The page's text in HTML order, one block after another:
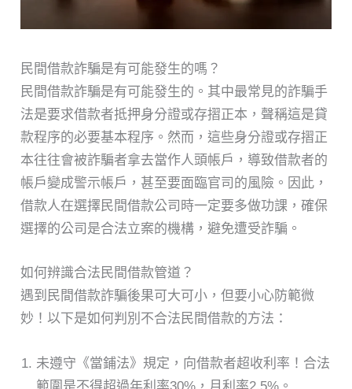
民間借款詐騙是有可能發生的嗎？
民間借款詐騙是有可能發生的。其中最常見的詐騙手
法是要求借款者抵押身分證或存摺正本，聲稱這是貸
款程序的必要基本程序。然而，這些身分證或存摺正
本往往會被詐騙者拿去當作人頭帳戶，導致借款者的
帳戶變成警示帳戶，甚至要面臨官司的風險。因此，
借款人在選擇民間借款公司時一定要多做功課，確保
選擇的公司是合法立案的機構，避免遭受詐騙。
如何辨識合法民間借款管道？
遇到民間借款詐騙後果可大可小，但要小心防範微
妙！以下是如何判別不合法民間借款的方法：
未遵守《當鋪法》規定，向借款者超收利率！合法
範圍是不得超過年利率30%，月利率2.5%。